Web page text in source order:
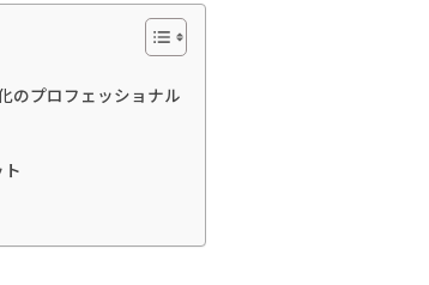
のプロフェッショナル